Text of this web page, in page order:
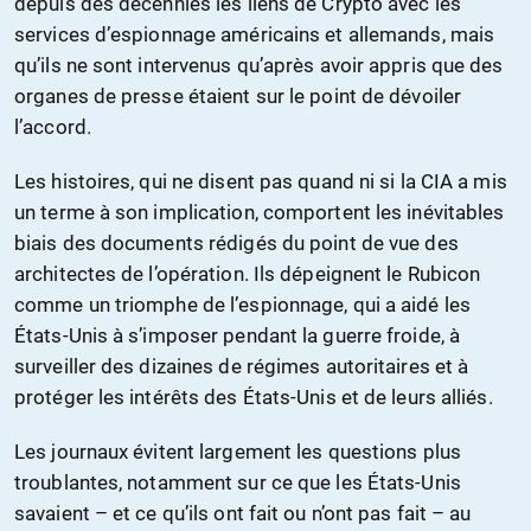
services d’espionnage américains et allemands, mais
qu’ils ne sont intervenus qu’après avoir appris que des
organes de presse étaient sur le point de dévoiler
l’accord.
Les histoires, qui ne disent pas quand ni si la CIA a mis
un terme à son implication, comportent les inévitables
biais des documents rédigés du point de vue des
architectes de l’opération. Ils dépeignent le Rubicon
comme un triomphe de l’espionnage, qui a aidé les
États-Unis à s’imposer pendant la guerre froide, à
surveiller des dizaines de régimes autoritaires et à
protéger les intérêts des États-Unis et de leurs alliés.
Les journaux évitent largement les questions plus
troublantes, notamment sur ce que les États-Unis
savaient – et ce qu’ils ont fait ou n’ont pas fait – au